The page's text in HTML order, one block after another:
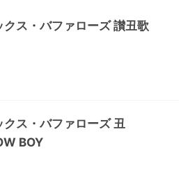
クス・バファローズ 讃丑歌
クス・バファローズ 丑
BOY